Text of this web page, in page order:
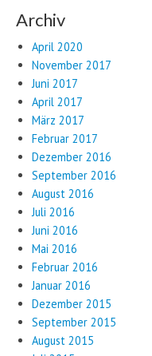
Archiv
April 2020
November 2017
Juni 2017
April 2017
März 2017
Februar 2017
Dezember 2016
September 2016
August 2016
Juli 2016
Juni 2016
Mai 2016
Februar 2016
Januar 2016
Dezember 2015
September 2015
August 2015